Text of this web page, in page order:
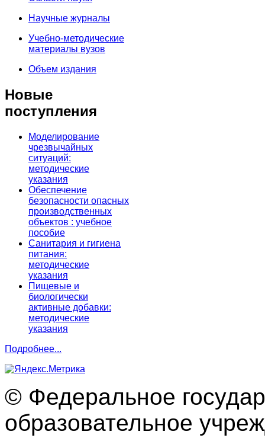
Научные журналы
Учебно-методические
материалы вузов
Объем издания
Новые
поступления
Моделирование
чрезвычайных
ситуаций:
методические
указания
Обеспечение
безопасности опасных
производственных
объектов : учебное
пособие
Санитария и гигиена
питания:
методические
указания
Пищевые и
биологически
активные добавки:
методические
указания
Подробнее...
© Федеральное
образовательное